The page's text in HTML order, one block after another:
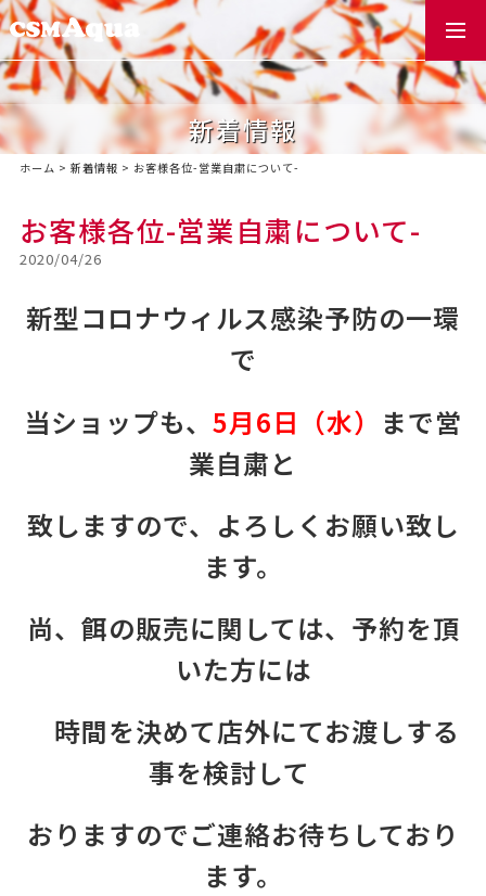
新着情報
ホーム > 新着情報 > お客様各位-営業自粛について-
お客様各位-営業自粛について-
2020/04/26
新型コロナウィルス感染予防の一環
で
当ショップも、 5月6日（水） まで営
業自粛と
致しますので、よろしくお願い致し
ます。
尚、餌の販売に関しては、予約を頂
いた方には
時間を決めて店外にてお渡しする
事を検討して
おりますのでご連絡お待ちしており
ます。